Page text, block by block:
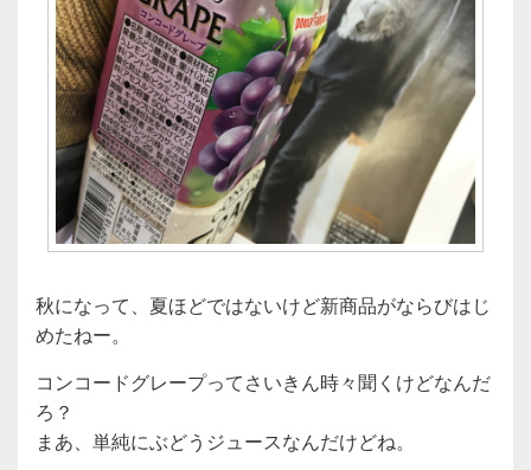
秋になって、夏ほどではないけど新商品がならびはじ
めたねー。
コンコードグレープってさいきん時々聞くけどなんだ
ろ？
まあ、単純にぶどうジュースなんだけどね。